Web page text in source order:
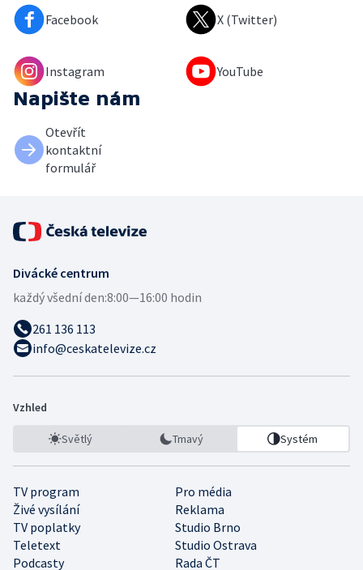
Facebook X (Twitter)
Instagram YouTube
Napište nám
Otevřít
kontaktní
formulář
Divácké centrum
každý všední den:8:00—16:00 hodin
261 136 113
info@ceskatelevize.cz
Vzhled
Světlý Tmavý Systém
TV program
Pro média
Živé vysílání
Reklama
TV poplatky
Studio Brno
Teletext
Studio Ostrava
Podcasty
Rada ČT